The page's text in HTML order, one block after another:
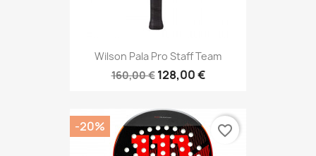
Wilson Pala Pro Staff Team
160,00 € 128,00 €
-20% favorite_border